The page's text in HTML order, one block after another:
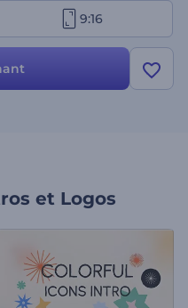
sophistiquées et sereines.
en ajoutant votre logo, le
9:16
et Logos